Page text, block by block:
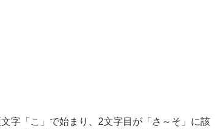
字「こ」で始まり、2文字目が「さ～そ」に該